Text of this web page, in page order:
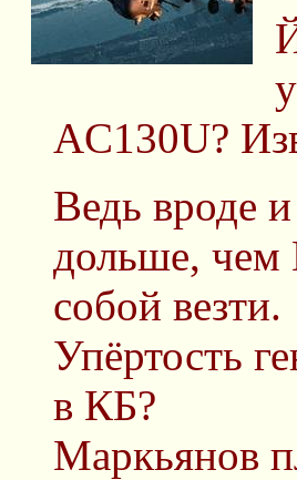
AC130U?
Ведь вроде
дольше, чем
собой везти.
Упёртость
в КБ?
Маркьянов